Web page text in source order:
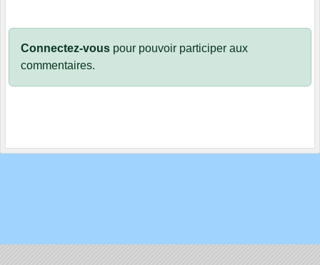
Connectez-vous pour pouvoir participer aux
commentaires.